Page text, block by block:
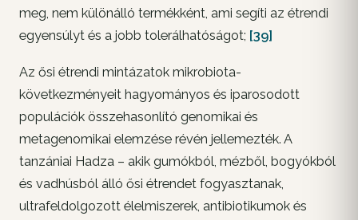
meg, nem különálló termékként, ami segíti az étrendi
egyensúlyt és a jobb tolerálhatóságot; [39]
Az ősi étrendi mintázatok mikrobiota-
következményeit hagyományos és iparosodott
populációk összehasonlító genomikai és
metagenomikai elemzése révén jellemezték. A
tanzániai Hadza – akik gumókból, mézből, bogyókból
és vadhúsból álló ősi étrendet fogyasztanak,
ultrafeldolgozott élelmiszerek, antibiotikumok és